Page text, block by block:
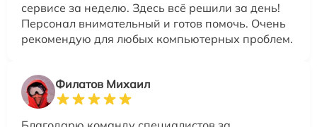
сервисе за неделю. Здесь всё решили за день!
Персонал внимательный и готов помочь. Очень
рекомендую для любых компьютерных проблем.
Филатов Михаил